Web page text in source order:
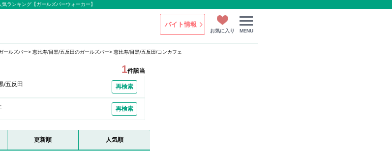
ランキング【ガールズバーウォーカー】
バイト情報
お気に入り MENU
ールズバー 恵比寿/目黒/五反田のガールズバー 恵比寿/目黒/五反田/コンカフェ
1件該当
/五反田 再検索
再検索
更新順 人気順